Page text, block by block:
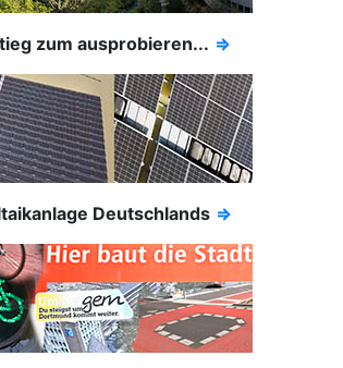
zum ausprobieren... ⇒
Deutschlands ⇒